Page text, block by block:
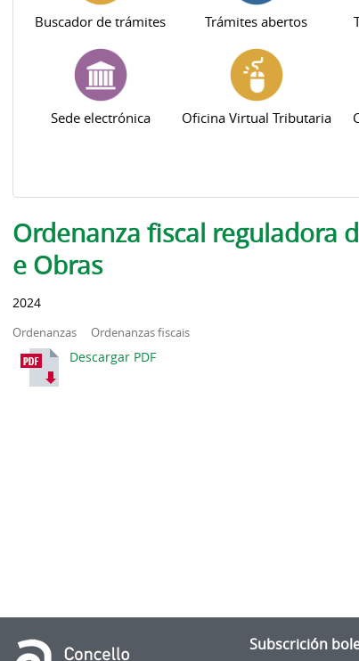
Buscador de trámites Trámites abertos
Sede electrónica Oficina Virtual Tributaria
Pestanas principais
Ordenanza fiscal reguladora
e Obras
2024
Ordenanzas Ordenanzas fiscais
Descargar PDF
Subscrición